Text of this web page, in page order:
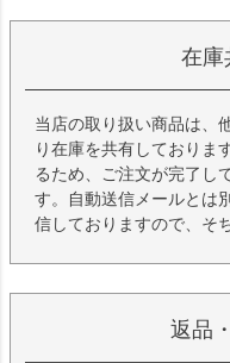
在庫
当店の取り扱い商品は、
り在庫を共有しておりま
るため、ご注文が完了し
す。自動送信メールとは
信しておりますので、そ
返品